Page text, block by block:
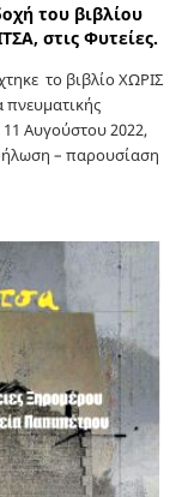
του βιβλίου
στις Φυτείες.
το βιβλίο ΧΩΡΙΣ
Αυγούστου 2022,
– παρουσίαση